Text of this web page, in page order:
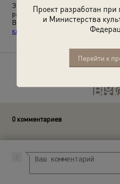
Проект разработан
и Министерства
Перейти к
Зимогор – босяк, бродяга. В
рабочий, «шабашник». Татарское
Выставки:«10 лучших
класс. Мужчины»
с этим снимком.
0 комментариев